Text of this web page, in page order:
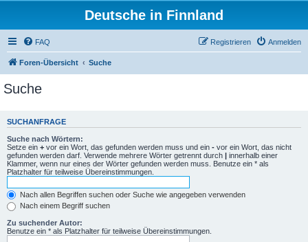
Deutsche in Finnland
FAQ Anmelden
Registrieren
Foren-Übersicht Suche
Suche
SUCHANFRAGE
Suche nach Wörtern:
Setze ein + vor ein Wort, das gefunden werden muss und ein - vor ein Wort, das nicht
gefunden werden darf. Verwende mehrere Wörter getrennt durch | innerhalb einer
Klammer, wenn nur eines der Wörter gefunden werden muss. Benutze ein * als
Platzhalter für teilweise Übereinstimmungen.
Nach allen Begriffen suchen oder Suche wie angegeben verwenden
Nach einem Begriff suchen
Zu suchender Autor:
Benutze ein * als Platzhalter für teilweise Übereinstimmungen.